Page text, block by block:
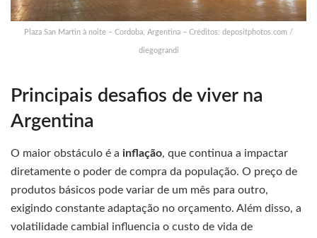
Plaza San Martin à noite – Cordoba, Argentina – Créditos: depositphotos.com /
diegograndi
Principais desafios de viver na
Argentina
O maior obstáculo é a inflação, que continua a impactar
diretamente o poder de compra da população. O preço de
produtos básicos pode variar de um mês para outro,
exigindo constante adaptação no orçamento. Além disso, a
volatilidade cambial influencia o custo de vida de